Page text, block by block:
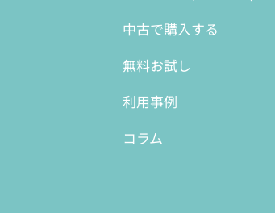
中古で購入する
無料お試し
利用事例
コラム